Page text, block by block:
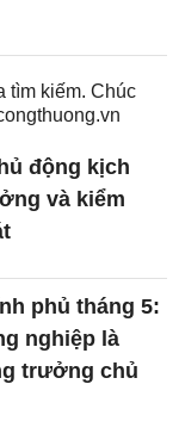
tìm kiếm. Chúc
động kịch
và kiểm
phủ tháng 5:
nghiệp là
trưởng chủ